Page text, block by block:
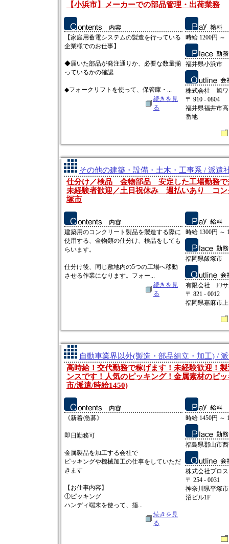
【小浜市】メーカーでの部品管理・出荷業務
【家庭用蓄電システムの製造を行っている
企業様でのお仕事】
◆届いた部品が発注通りか、必要な数量揃
っているかの確認
◆フォークリフトを使って、保管庫・...
続きを見
る
時給 1200円 ～
福井県小浜市
株式会社 旭ワ
〒 910 - 0804
福井県福井市
番地
その他の建築・設備・土木・工事系 / 派遣
仕分け／検品 金物部品 安定した工場勤務
未経験者歓迎／土日祝休み 週払いあり コ
塚市
建築用のコンクリート製品を製造する際に
使用する、金物類の仕分け、検品をしても
らいます。
仕分け後、同じ敷地内の5つの工場へ移動
させる作業になります。フォー...
続きを見
る
時給 1300円 ～
福岡県飯塚市
有限会社 FJサ
〒 821 - 0012
福岡県嘉麻市
自動車業界以外(製造・部品組立・加工) /
高時給！交代勤務で稼げます！未経験歓迎！
ンスです！人気のピッキング！金属素材のピ
市/派遣/時給1450)
《新着/急募》
即日勤務可
金属製品を加工する会社で
ピッキングや機械加工の仕事をしていただ
きます
【お仕事内容】
①ピッキング
ハンディ端末を使って、指...
続きを見
る
時給 1450円 ～
福島県郡山市
株式会社プロ
〒 254 - 0031
神奈川県平塚
沼ビル1F